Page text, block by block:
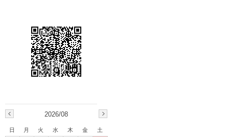
2026/08
日 月 火 水 木 金
土